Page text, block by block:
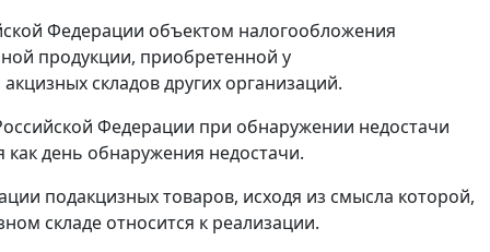
Федерации объектом налогообложения
продукции, приобретенной у
складов других организаций.
Федерации при обнаружении недостачи
как день обнаружения недостачи.
подакцизных товаров, исходя из смысла которой,
складе относится к реализации.